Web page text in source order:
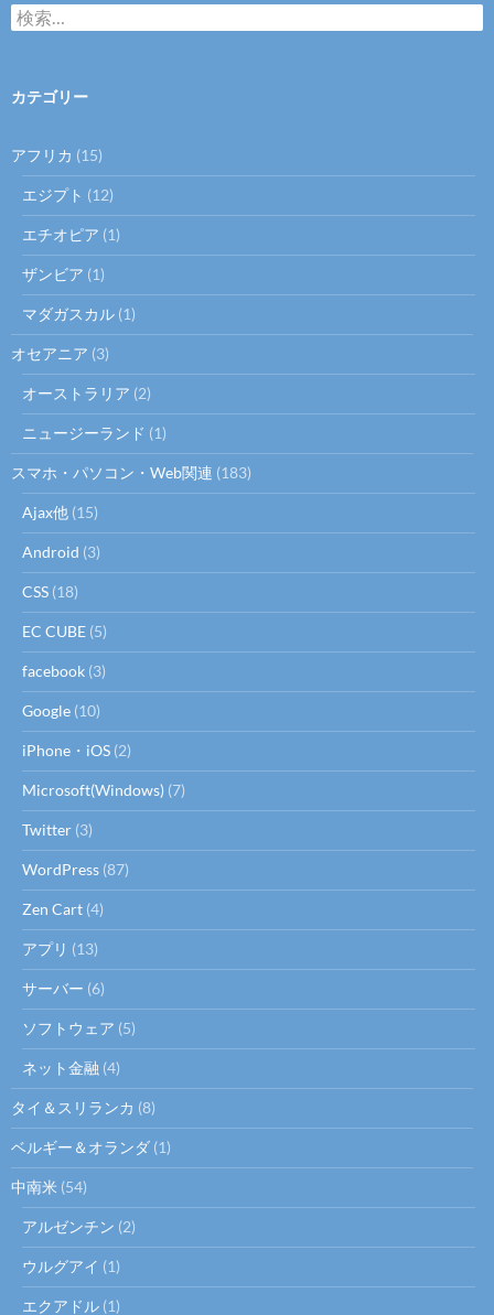
検
索:
カテゴリー
アフリカ (15)
エジプト (12)
エチオピア (1)
ザンビア (1)
マダガスカル (1)
オセアニア (3)
オーストラリア (2)
ニュージーランド (1)
スマホ・パソコン・Web関連 (183)
Ajax他 (15)
Android (3)
CSS (18)
EC CUBE (5)
facebook (3)
Google (10)
iPhone・iOS (2)
Microsoft(Windows) (7)
Twitter (3)
WordPress (87)
Zen Cart (4)
アプリ (13)
サーバー (6)
ソフトウェア (5)
ネット金融 (4)
タイ＆スリランカ (8)
ベルギー＆オランダ (1)
中南米 (54)
アルゼンチン (2)
ウルグアイ (1)
エクアドル (1)